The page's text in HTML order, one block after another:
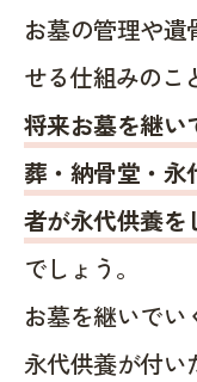
お墓の管理や
せる仕組みのこ
将来お墓を継い
葬・納骨堂・永
者が永代供養を
でしょう。
お墓を継いでい
永代供養が付い